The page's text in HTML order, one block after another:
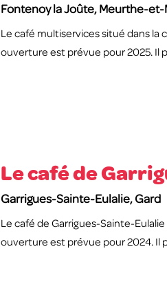
Le café multiservices situé dans la
ouverture est prévue pour 2025. Il
Fontenoy la Joûte, Meurthe-
Le café de
Le café de Garrigues-Sainte-
ouverture est prévue pour 2024. Il
Garrigues-Sainte-Eulalie, Gard